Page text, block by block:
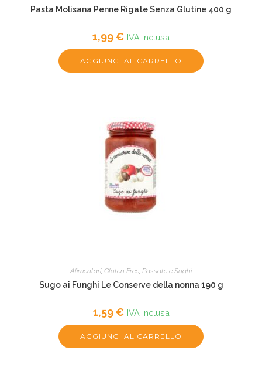
Pasta Molisana Penne Rigate Senza Glutine 400 g
1,99€ IVA inclusa
AGGIUNGI AL CARRELLO
Alimentari, Gluten Free, Passate e Sughi
Sugo ai Funghi Le Conserve della nonna 190 g
1,59€ IVA inclusa
AGGIUNGI AL CARRELLO